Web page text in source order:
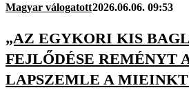
Magyar válogatott2026.06.06. 09:53
„AZ EGYKORI KIS
FEJLŐDÉSE REMÉNYT
LAPSZEMLE A